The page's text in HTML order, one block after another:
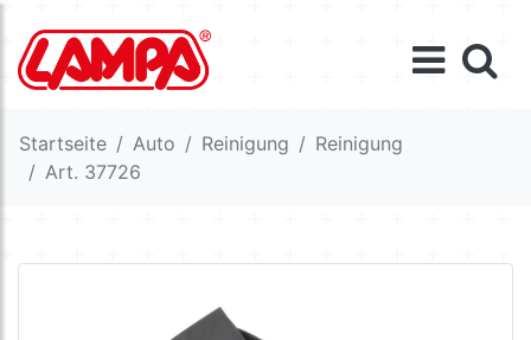
Startseite Auto Reinigung
Reinigung
Art. 37726